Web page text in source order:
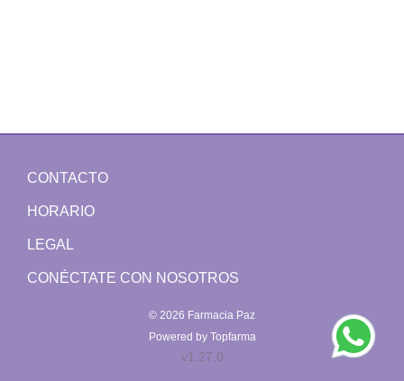
CONTACTO
HORARIO
LEGAL
CONÉCTATE CON NOSOTROS
© 2026 Farmacia Paz
Powered by Topfarma
v1.27.0